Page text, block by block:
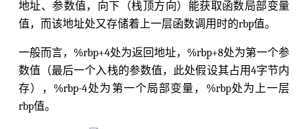
地址、参数值，向下（栈顶方向）能获取函数局部变量
值，而该地址处又存储着上一层函数调用时的rbp值。
一般而言，%rbp+4处为返回地址，%rbp+8处为第一个参
数值（最后一个入栈的参数值，此处假设其占用4字节内
存），%rbp-4处为第一个局部变量，%rbp处为上一层
rbp值。